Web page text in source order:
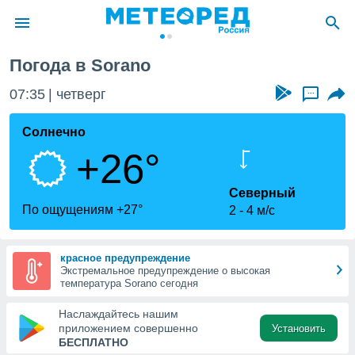
о
Вы можете
к этому
доступ
Погода в Sorano
07:35 четверг ...
Солнечно
+26°
По ощущениям +27°
Северный
2
4 м/с
красное предупреждение
Экстремальное предупреждение о высокая
температура Sorano сегодня
Наслаждайтесь нашим
приложением совершенно
БЕСПЛАТНО
Установить